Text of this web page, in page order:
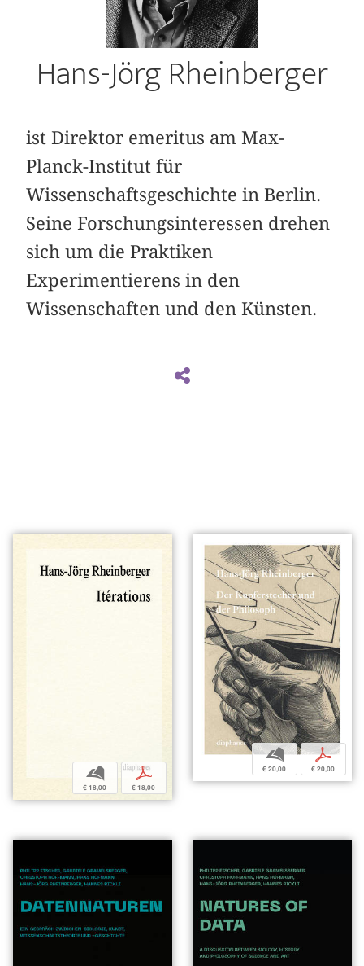
Hans-Jörg Rheinberger
ist Direktor emeritus am Max-
Planck-Institut für
Wissenschaftsgeschichte in Berlin.
Seine Forschungsinteressen drehen
sich um die Praktiken
Experimentierens in den
Wissenschaften und den Künsten.
b
€ 18,00
p
€ 18,00
b
€ 20,00
p
€ 20,00